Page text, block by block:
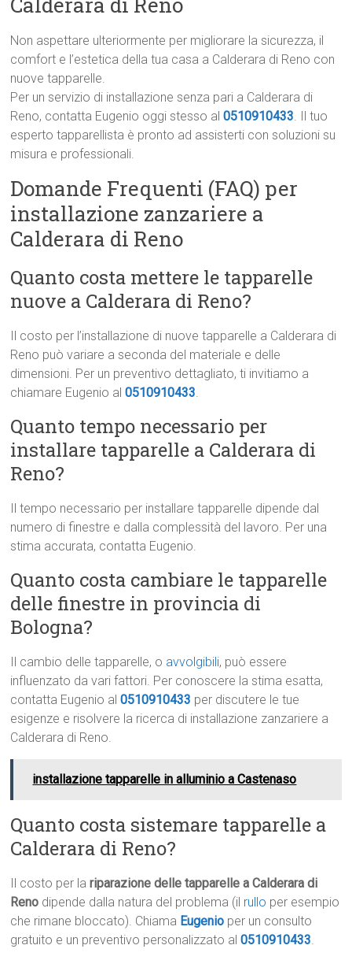
Non aspettare ulteriormente per migliorare la sicurezza, il
comfort e l’estetica della tua casa a Calderara di Reno con
nuove tapparelle.
Per un servizio di installazione senza pari a Calderara di
Reno, contatta Eugenio oggi stesso al0510910433. Il tuo
esperto tapparellista è pronto ad assisterti con soluzioni su
misura e professionali.
Domande Frequenti (FAQ) per
installazione zanzariere a
Calderara di Reno
Quanto costa mettere le tapparelle
nuove a Calderara di Reno?
Il costo per l’installazione di nuove tapparelle a Calderara di
Reno può variare a seconda del materiale e delle
dimensioni. Per un preventivo dettagliato, ti invitiamo a
chiamare Eugenio al0510910433.
Quanto tempo necessario per
installare tapparelle a Calderara di
Reno?
Il tempo necessario per installare tapparelle dipende dal
numero di finestre e dalla complessità del lavoro. Per una
stima accurata, contatta Eugenio.
Quanto costa cambiare le tapparelle
delle finestre in provincia di
Bologna?
Il cambio delle tapparelle, o avvolgibili, può essere
influenzato da vari fattori. Per conoscere la stima esatta,
contatta Eugenio al0510910433 per discutere le tue
esigenze e risolvere la ricerca di installazione zanzariere a
Calderara di Reno.
installazione tapparelle in alluminio a Castenaso
Quanto costa sistemare tapparelle a
Calderara di Reno?
Il costo per lariparazione delle tapparelle a Calderara di
Reno dipende dalla natura del problema (il rullo per esempio
che rimane bloccato). Chiama Eugenio per un consulto
gratuito e un preventivo personalizzato al0510910433.